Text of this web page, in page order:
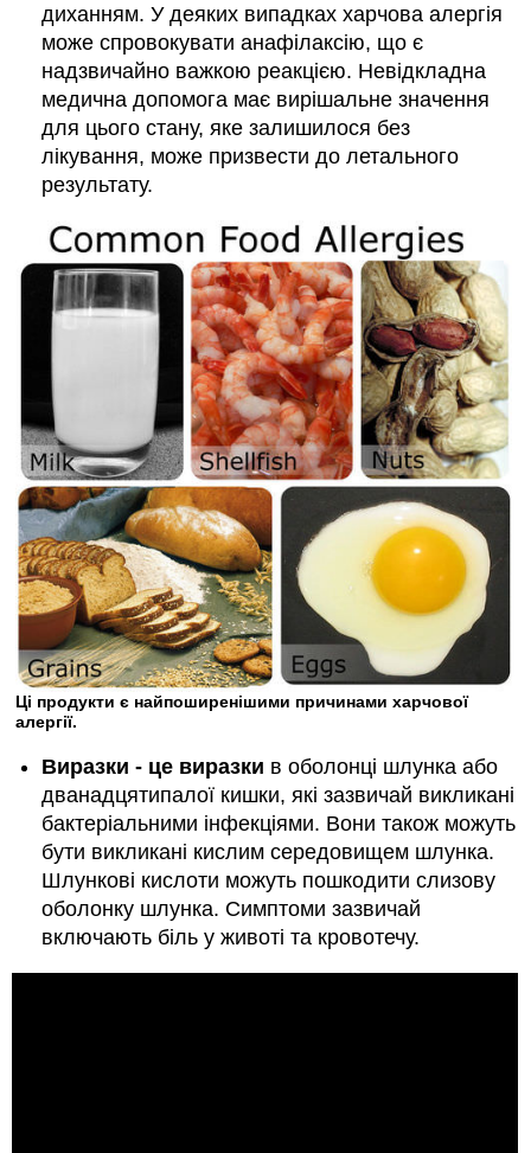
диханням. У деяких випадках харчова алергія
може спровокувати анафілаксію, що є
надзвичайно важкою реакцією. Невідкладна
медична допомога має вирішальне значення
для цього стану, яке залишилося без
лікування, може призвести до летального
результату.
Ці продукти є найпоширенішими причинами харчової
алергії.
Виразки - це виразки в оболонці шлунка або
дванадцятипалої кишки, які зазвичай викликані
бактеріальними інфекціями. Вони також можуть
бути викликані кислим середовищем шлунка.
Шлункові кислоти можуть пошкодити слизову
оболонку шлунка. Симптоми зазвичай
включають біль у животі та кровотечу.